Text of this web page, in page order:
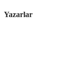
Yazarlar